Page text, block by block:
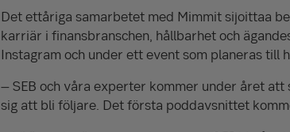
Det ettåriga samarbetet med Mimmit sijoittaa
karriär i finansbranschen, hållbarhet och
Instagram och under ett event som planeras till
– SEB och våra experter kommer under året att
sig att bli följare. Det första poddavsnittet